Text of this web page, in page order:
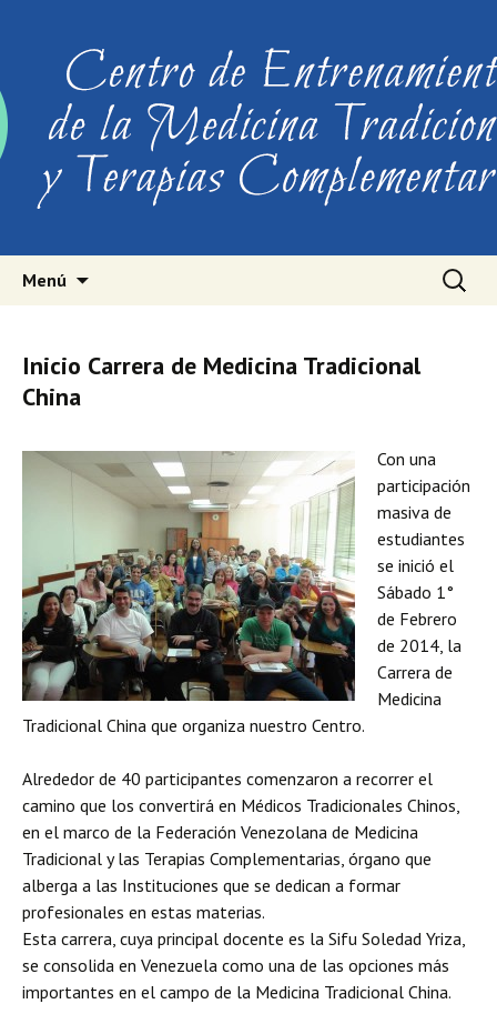
Menú Buscar:
Inicio Carrera de Medicina Tradicional
China
Con una
participación
masiva de
estudiantes
se inició el
Sábado 1°
de Febrero
de 2014, la
Carrera de
Medicina
Tradicional China que organiza nuestro Centro.
Alrededor de 40 participantes comenzaron a recorrer el
camino que los convertirá en Médicos Tradicionales Chinos,
en el marco de la Federación Venezolana de Medicina
Tradicional y las Terapias Complementarias, órgano que
alberga a las Instituciones que se dedican a formar
profesionales en estas materias.
Esta carrera, cuya principal docente es la Sifu Soledad Yriza,
se consolida en Venezuela como una de las opciones más
importantes en el campo de la Medicina Tradicional China.